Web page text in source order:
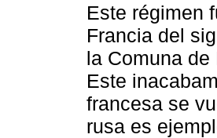
Este régimen
Francia del
la Comuna
Este
francesa se
rusa es